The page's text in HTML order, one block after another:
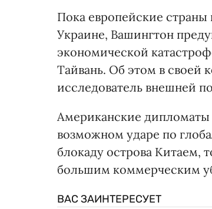
Пока европейские
Украине, Вашингтон
экономической
Тайвань. Об этом в своей
исследователь внешней
Американские дипломаты
возможном ударе по
блокаду острова Китаем,
большим коммерческим
ВАС ЗАИНТЕРЕСУЕТ